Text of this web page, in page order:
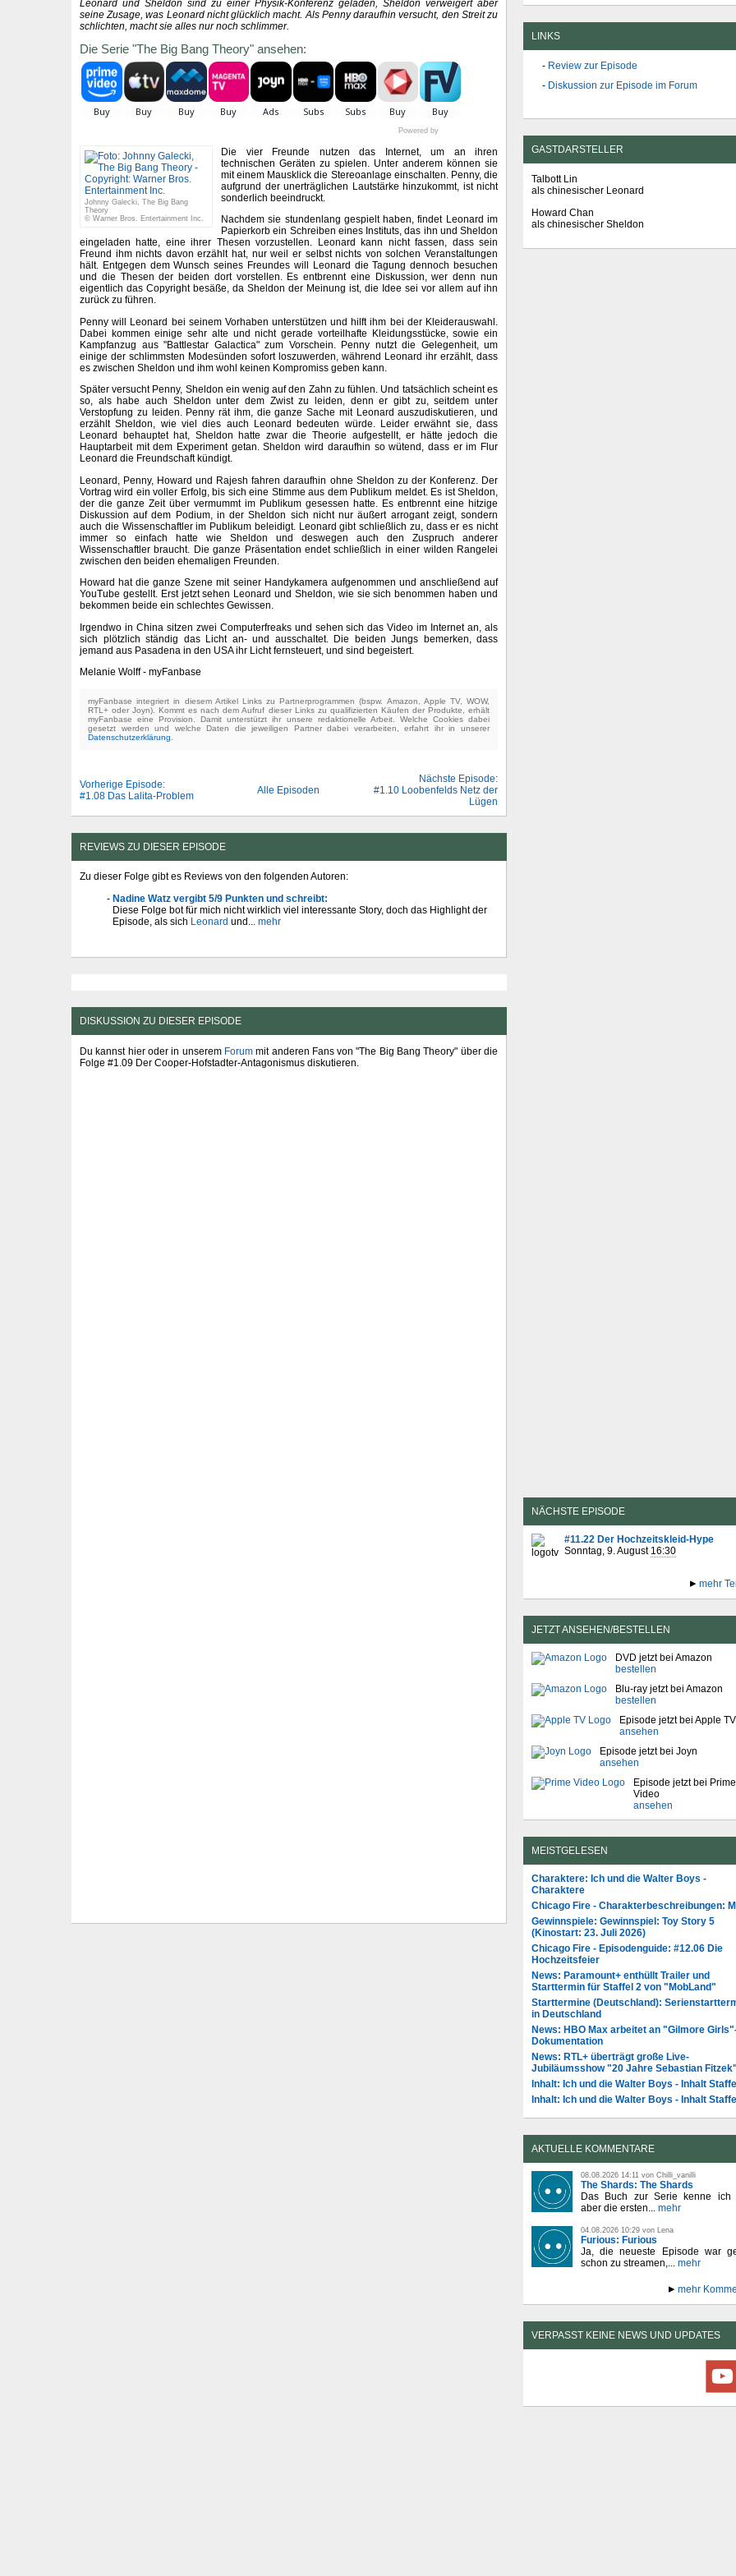
Leonard und Sheldon sind zu einer Physik-Konferenz geladen, Sheldon verweigert aber
seine Zusage, was Leonard nicht glücklich macht. Als Penny daraufhin versucht, den Streit zu
schlichten, macht sie alles nur noch schlimmer.
Die Serie "The Big Bang Theory" ansehen:
Powered by
Johnny Galecki, The Big Bang
Theory
© Warner Bros. Entertainment Inc.
Die vier Freunde nutzen das Internet, um an ihren
technischen Geräten zu spielen. Unter anderem können sie
mit einem Mausklick die Stereoanlage einschalten. Penny, die
aufgrund der unerträglichen Lautstärke hinzukommt, ist nicht
sonderlich beeindruckt.
Nachdem sie stundenlang gespielt haben, findet Leonard im
Papierkorb ein Schreiben eines Instituts, das ihn und Sheldon
eingeladen hatte, eine ihrer Thesen vorzustellen. Leonard kann nicht fassen, dass sein
Freund ihm nichts davon erzählt hat, nur weil er selbst nichts von solchen Veranstaltungen
hält. Entgegen dem Wunsch seines Freundes will Leonard die Tagung dennoch besuchen
und die Thesen der beiden dort vorstellen. Es entbrennt eine Diskussion, wer denn nun
eigentlich das Copyright besäße, da Sheldon der Meinung ist, die Idee sei vor allem auf ihn
zurück zu führen.
Penny will Leonard bei seinem Vorhaben unterstützen und hilft ihm bei der Kleiderauswahl.
Dabei kommen einige sehr alte und nicht gerade vorteilhafte Kleidungsstücke, sowie ein
Kampfanzug aus "Battlestar Galactica" zum Vorschein. Penny nutzt die Gelegenheit, um
einige der schlimmsten Modesünden sofort loszuwerden, während Leonard ihr erzählt, dass
es zwischen Sheldon und ihm wohl keinen Kompromiss geben kann.
Später versucht Penny, Sheldon ein wenig auf den Zahn zu fühlen. Und tatsächlich scheint es
so, als habe auch Sheldon unter dem Zwist zu leiden, denn er gibt zu, seitdem unter
Verstopfung zu leiden. Penny rät ihm, die ganze Sache mit Leonard auszudiskutieren, und
erzählt Sheldon, wie viel dies auch Leonard bedeuten würde. Leider erwähnt sie, dass
Leonard behauptet hat, Sheldon hatte zwar die Theorie aufgestellt, er hätte jedoch die
Hauptarbeit mit dem Experiment getan. Sheldon wird daraufhin so wütend, dass er im Flur
Leonard die Freundschaft kündigt.
Leonard, Penny, Howard und Rajesh fahren daraufhin ohne Sheldon zu der Konferenz. Der
Vortrag wird ein voller Erfolg, bis sich eine Stimme aus dem Publikum meldet. Es ist Sheldon,
der die ganze Zeit über vermummt im Publikum gesessen hatte. Es entbrennt eine hitzige
Diskussion auf dem Podium, in der Sheldon sich nicht nur äußert arrogant zeigt, sondern
auch die Wissenschaftler im Publikum beleidigt. Leonard gibt schließlich zu, dass er es nicht
immer so einfach hatte wie Sheldon und deswegen auch den Zuspruch anderer
Wissenschaftler braucht. Die ganze Präsentation endet schließlich in einer wilden Rangelei
zwischen den beiden ehemaligen Freunden.
Howard hat die ganze Szene mit seiner Handykamera aufgenommen und anschließend auf
YouTube gestellt. Erst jetzt sehen Leonard und Sheldon, wie sie sich benommen haben und
bekommen beide ein schlechtes Gewissen.
Irgendwo in China sitzen zwei Computerfreaks und sehen sich das Video im Internet an, als
sich plötzlich ständig das Licht an- und ausschaltet. Die beiden Jungs bemerken, dass
jemand aus Pasadena in den USA ihr Licht fernsteuert, und sind begeistert.
Melanie Wolff - myFanbase
myFanbase integriert in diesem Artikel Links zu Partnerprogrammen (bspw. Amazon, Apple TV, WOW,
RTL+ oder Joyn). Kommt es nach dem Aufruf dieser Links zu qualifizierten Käufen der Produkte, erhält
myFanbase eine Provision. Damit unterstützt ihr unsere redaktionelle Arbeit. Welche Cookies dabei
gesetzt werden und welche Daten die jeweiligen Partner dabei verarbeiten, erfahrt ihr in unserer
Datenschutzerklärung
Vorherige Episode:
#1.08 Das Lalita-Problem
Alle Episoden
Nächste Episode:
#1.10 Loobenfelds Netz der
Lügen
REVIEWS ZU DIESER EPISODE
Zu dieser Folge gibt es Reviews von den folgenden Autoren:
Nadine Watz vergibt 5/9 Punkten und schreibt:
Diese Folge bot für mich nicht wirklich viel interessante Story, doch das Highlight der
Episode, als sich Leonard und... mehr
DISKUSSION ZU DIESER EPISODE
Du kannst hier oder in unserem Forummit anderen Fans von "The Big Bang Theory" über die
Folge #1.09 Der Cooper-Hofstadter-Antagonismus diskutieren.
LINKS
Review zur Episode
Diskussion zur Episode im Forum
GASTDARSTELLER
Talbott Lin
als chinesischer Leonard
Howard Chan
als chinesischer Sheldon
NÄCHSTE EPISODE
#11.22 Der Hochzeitskleid-Hype
Sonntag, 9. August 16:30
mehr
JETZT ANSEHEN/BESTELLEN
DVD jetzt bei Amazon
bestellen
Blu-ray jetzt bei Amazon
bestellen
Episode jetzt bei Apple TV
ansehen
Episode jetzt bei Joyn
ansehen
Episode jetzt bei Prime
Video
ansehen
MEISTGELESEN
Charaktere: Ich und die Walter Boys -
Charaktere
Chicago Fire - Charakterbeschreibungen:
Gewinnspiele: Gewinnspiel: Toy Story 5
(Kinostart: 23. Juli 2026)
Chicago Fire - Episodenguide: #12.06 Die
Hochzeitsfeier
News: Paramount+ enthüllt Trailer und
Starttermin für Staffel 2 von "MobLand"
Starttermine (Deutschland):
in Deutschland
News: HBO Max arbeitet an "Gilmore
Dokumentation
News: RTL+ überträgt große Live-
Jubiläumsshow "20 Jahre Sebastian Fitzek"
Inhalt: Ich und die Walter Boys - Inhalt
Inhalt: Ich und die Walter Boys - Inhalt
AKTUELLE KOMMENTARE
08.08.2026 14:11 von Chilli_vanilli
The Shards: The Shards
Das Buch zur Serie kenne ich
aber die ersten... mehr
04.08.2026 10:29 von Lena
Furious: Furious
Ja, die neueste Episode war
schon zu streamen,... mehr
mehr
VERPASST KEINE NEWS UND UPDATES